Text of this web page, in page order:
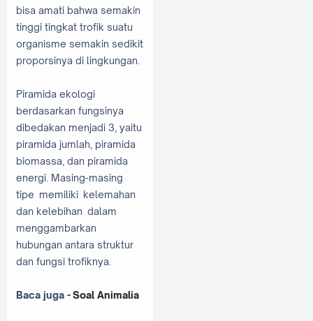
bisa amati bahwa semakin
tinggi tingkat trofik suatu
organisme semakin sedikit
proporsinya di lingkungan.
Piramida ekologi
berdasarkan fungsinya
dibedakan menjadi 3, yaitu
piramida jumlah, piramida
biomassa, dan piramida
energi. Masing-masing
tipe memiliki kelemahan
dan kelebihan dalam
menggambarkan
hubungan antara struktur
dan fungsi trofiknya.
Baca juga -Soal Animalia